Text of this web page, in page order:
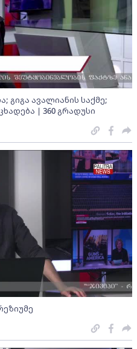
გიგა ავალიანის საქმე;
| 360 გრადუსი